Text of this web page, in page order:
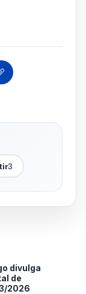
3
divulga
de
2026